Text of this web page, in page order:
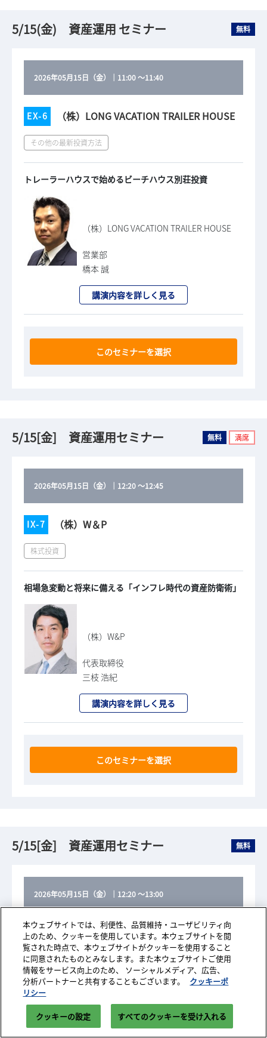
5/15(金) 資産運用 セミナー 無料
2026年05月15日（金） ｜ 11:00～11:40
EX-6 （株）LONG VACATION TRAILER HOUSE
その他の最新投資方法
トレーラーハウスで始めるビーチハウス別荘投資
（株）LONG VACATION TRAILER HOUSE
営業部
橋本 誠
講演内容を詳しく見る
このセミナーを選択
5/15[金] 資産運用セミナー 無料 満席
2026年05月15日（金） ｜ 12:20～12:45
IX-7 （株）W＆P
株式投資
相場急変動と将来に備える「インフレ時代の資産防衛術」
（株）W&P
代表取締役
三枝 浩紀
講演内容を詳しく見る
このセミナーを選択
5/15[金] 資産運用セミナー 無料
2026年05月15日（金） ｜ 12:20～13:00
EX-9 ココザス（株）
その他の最新投資方法
安定収益が叶う小口別荘投資-高収益×自己利用の新しい
選択肢-
0件選択中 お申込みページへ
本ウェブサイトでは、利便性、品質維持・ユーザビリティ向
上のため、クッキーを使用しています。本ウェブサイトを閲
覧された時点で、本ウェブサイトがクッキーを使用すること
に同意されたものとみなします。また本ウェブサイトご使用
情報をサービス向上のため、 ソーシャルメディア、広告、
分析パートナーと共有することもございます。
クッキーポ
リシー
クッキーの設定 すべてのクッキーを受け入れる